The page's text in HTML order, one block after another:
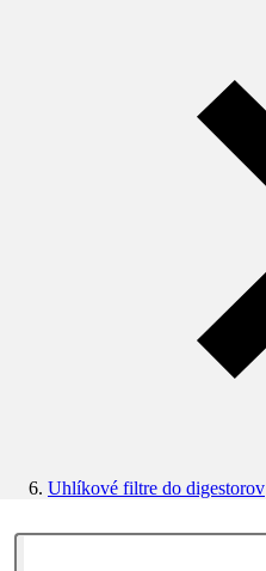
Uhlíkové filtre do digestorov